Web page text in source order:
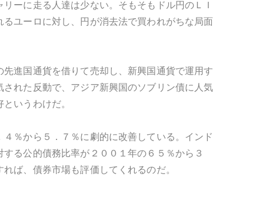
ーに走る人達は少ない。そもそもドル円のＬＩ
ユーロに対し、円が消去法で買われがちな局面
進国通貨を借りて売却し、新興国通貨で運用す
れた反動で、アジア新興国のソブリン債に人気
いうわけだ。
％から５．７％に劇的に改善している。インド
る公的債務比率が２００１年の６５％から３
ば、債券市場も評価してくれるのだ。